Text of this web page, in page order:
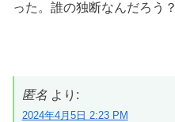
った。誰の独断なんだろう？
匿名 より:
2024年4月5日 2:23 PM